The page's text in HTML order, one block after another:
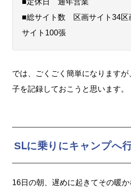
■定休日 通年営業
■総サイト数 区画サイト34
サイト100張
では、ごくごく簡単になります
子を記録しておこうと思います。
SⅬに乗りにキャンプへ
16日の朝、遅めに起きてその暖